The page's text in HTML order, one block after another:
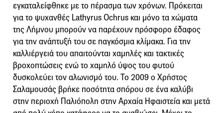
εγκαταλείφθηκε με το πέρασμα των χρόνων. Πρόκειται
για το ψυχανθές Lathyrus Ochrus και μόνο τα χώματα
της Λήμνου μπορούν να παρέχουν πρόσφορο έδαφος
για την ανάπτυξή του σε παγκόσμια κλίμακα. Για την
καλλιέργειά του απαιτούνται χαμηλές και τακτικές
βροχοπτώσεις ενώ το χαμηλό ύψος του φυτού
δυσκολεύει τον αλωνισμό του. Το 2009 ο Χρήστος
Σαλαμουσάς βρήκε ποσότητα σπόρου σε ένα καλύβι
στην περιοχή Παλιόπολη στην Αρχαία Ηφαιστεία και μετά